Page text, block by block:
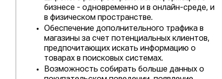
бизнесе - одновременно и в онлайн-среде, и
в физическом пространстве.
Обеспечение дополнительного трафика в
магазины за счет потенциальных клиентов,
предпочитающих искать информацию о
товарах в поисковых системах.
Возможность собирать больше данных о